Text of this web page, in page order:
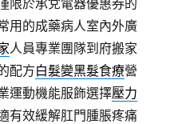
限於承兌電器優惠券的
用的成藥病人室內外廣
人員專業團隊到府搬家
配方白髮變黑髮食療營
運動機能服飾選擇壓力
有效緩解肛門腫脹疼痛